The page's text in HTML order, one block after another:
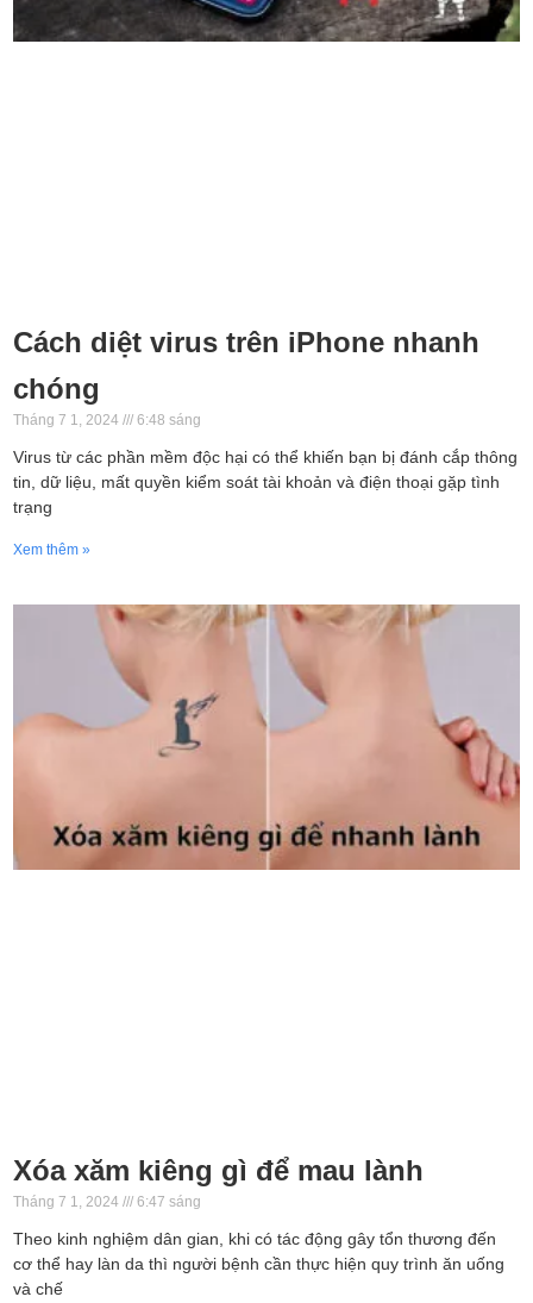
Cách diệt virus trên iPhone nhanh
chóng
Tháng 7 1, 2024 6:48 sáng
Virus từ các phần mềm độc hại có thể khiến bạn bị đánh cắp thông
tin, dữ liệu, mất quyền kiểm soát tài khoản và điện thoại gặp tình
trạng
Xem thêm »
Xóa xăm kiêng gì để mau lành
Tháng 7 1, 2024 6:47 sáng
Theo kinh nghiệm dân gian, khi có tác động gây tổn thương đến
cơ thể hay làn da thì người bệnh cần thực hiện quy trình ăn uống
và chế